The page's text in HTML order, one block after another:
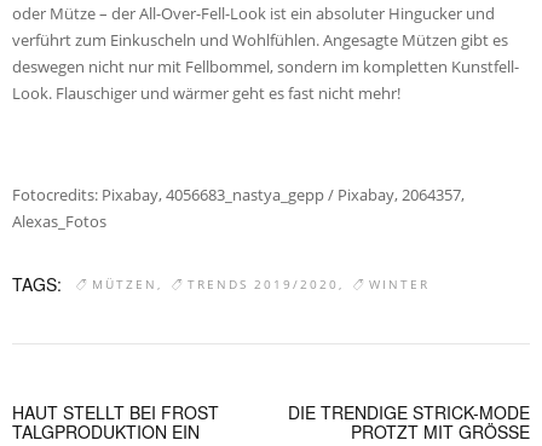
oder Mütze – der All-Over-Fell-Look ist ein absoluter Hingucker und
verführt zum Einkuscheln und Wohlfühlen. Angesagte Mützen gibt es
deswegen nicht nur mit Fellbommel, sondern im kompletten Kunstfell-
Look. Flauschiger und wärmer geht es fast nicht mehr!
Fotocredits: Pixabay, 4056683_nastya_gepp / Pixabay, 2064357,
Alexas_Fotos
TAGS: MÜTZEN TRENDS 2019/2020 WINTER
HAUT STELLT BEI FROST
TALGPRODUKTION EIN
DIE TRENDIGE STRICK-MODE
PROTZT MIT GRÖSSE